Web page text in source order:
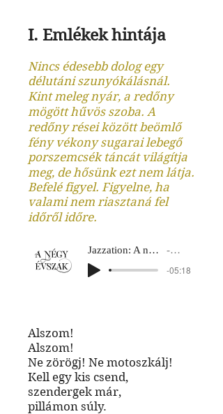
I. Emlékek hintája
Nincs édesebb dolog egy
délutáni szunyókálásnál.
Kint meleg nyár, a redőny
mögött hűvös szoba. A
redőny rései között beömlő
fény vékony sugarai lebegő
porszemcsék táncát világítja
meg, de hősünk ezt nem látja.
Befelé figyel. Figyelne, ha
valami nem riasztaná fel
időről időre.
Alszom!
Alszom!
Ne zörögj! Ne motoszkálj!
Kell egy kis csend,
szendergek már,
pillámon súly.
Jazzation: A négy évszak Nyár 1
-05:18